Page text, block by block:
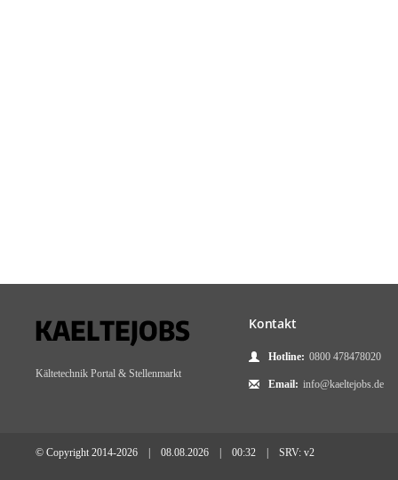
Kältetechnik Portal & Stellenmarkt
Kontakt
Hotline: 0800 478478020
Email: info@kaeltejobs.de
© Copyright 2014-2026 | 08.08.2026 | 00:32 | SRV: v2